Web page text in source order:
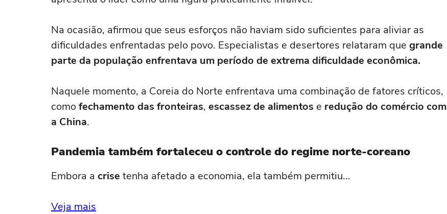
Na ocasião, afirmou que seus esforços não haviam sido suficientes para aliviar as
dificuldades enfrentadas pelo povo. Especialistas e desertores relataram que grande
parte da população enfrentava um período de extrema dificuldade econômica.
Naquele momento, a Coreia do Norte enfrentava uma combinação de fatores críticos,
comofechamento das fronteiras, escassez de alimentos e redução do comércio com
a China.
Pandemia também fortaleceu o controle do regime norte-coreano
Embora a crise tenha afetado a economia, ela também permitiu...
Veja mais